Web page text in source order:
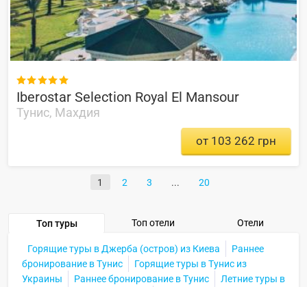

Iberostar Selection Royal El Mansour
Тунис, Махдия
от 103 262 грн
1 2 3 20
Топ туры Топ отели Отели
Горящие туры в Джерба (остров) из Киева
Раннее
бронирование в Тунис
Горящие туры в Тунис из
Украины
Раннее бронирование в Тунис
Летние туры в